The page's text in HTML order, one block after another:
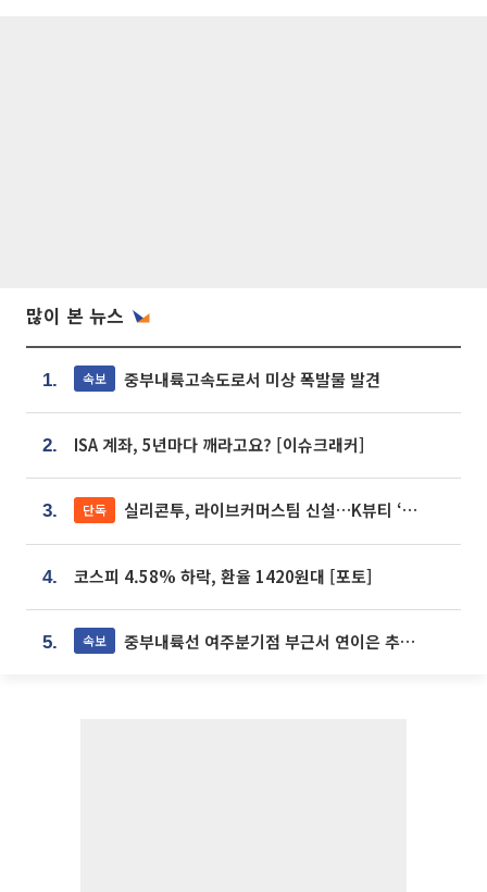
많이 본 뉴스
1. 속보 중부내륙고속도로서 미상 폭발물 발견
2. ISA 계좌, 5년마다 깨라고요? [이슈크래커]
3. 단독 실리콘투, 라이브커머스팀 신설…K뷰티 ‘글로벌 판매망’ 확대[K뷰티 라방戰]
4. 코스피 4.58% 하락, 환율 1420원대 [포토]
5. 속보 중부내륙선 여주분기점 부근서 연이은 추돌사고 발생